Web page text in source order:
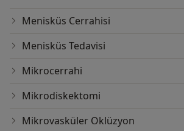
Menisküs Cerrahisi
Menisküs Tedavisi
Mikrocerrahi
Mikrodiskektomi
Mikrovasküler Oklüzyon